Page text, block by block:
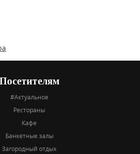
Посетителям
#Актуальное
Рестораны
Кафе
Банкетные залы
Загородный отдых